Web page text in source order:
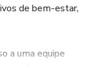
de bem-estar,
a uma equipe